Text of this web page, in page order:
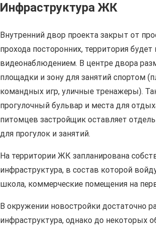
Инфраструктура ЖК
Внутренний двор проекта закрыт от
прохода посторонних, территория будет
видеонаблюдением. В центре двора
площадки и зону для занятий спортом
командных игр, уличные тренажеры).
прогулочный бульвар и места для
питомцев застройщик оставляет
для прогулок и занятий.
На территории ЖК запланирована
инфраструктура, в состав которой
школа, коммерческие помещения на
В окружении новостройки достаточно
инфраструктура, однако до некоторых